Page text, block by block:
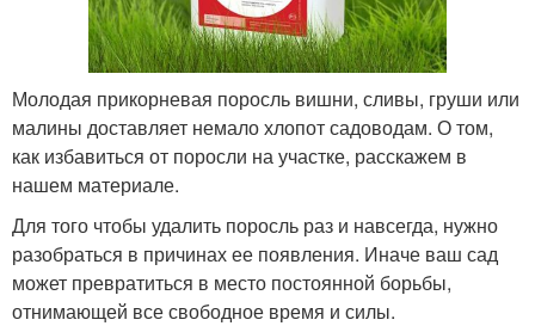
Молодая прикорневая поросль вишни, сливы, груши или
малины доставляет немало хлопот садоводам. О том,
как избавиться от поросли на участке, расскажем в
нашем материале.
Для того чтобы удалить поросль раз и навсегда, нужно
разобраться в причинах ее появления. Иначе ваш сад
может превратиться в место постоянной борьбы,
отнимающей все свободное время и силы.